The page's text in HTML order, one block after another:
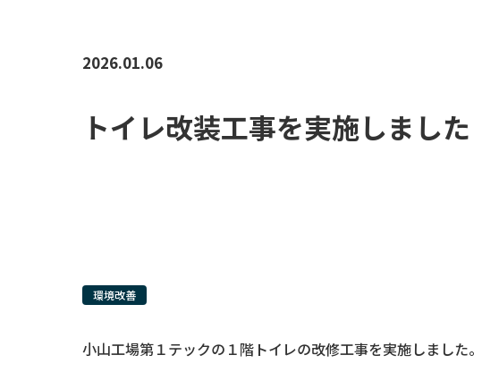
2026.01.06
トイレ改装工事を実施しました
環境改善
小山工場第１テックの１階トイレの改修工事を実施しました。